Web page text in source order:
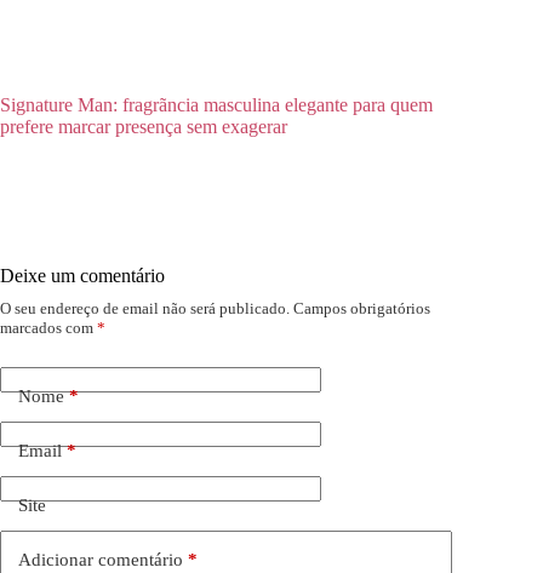
Signature Man: fragrãncia masculina elegante para quem
prefere marcar presença sem exagerar
Deixe um comentário
O seu endereço de email não será publicado. Campos obrigatórios
marcados com *
Nome*
Email*
Site
Adicionar comentário *